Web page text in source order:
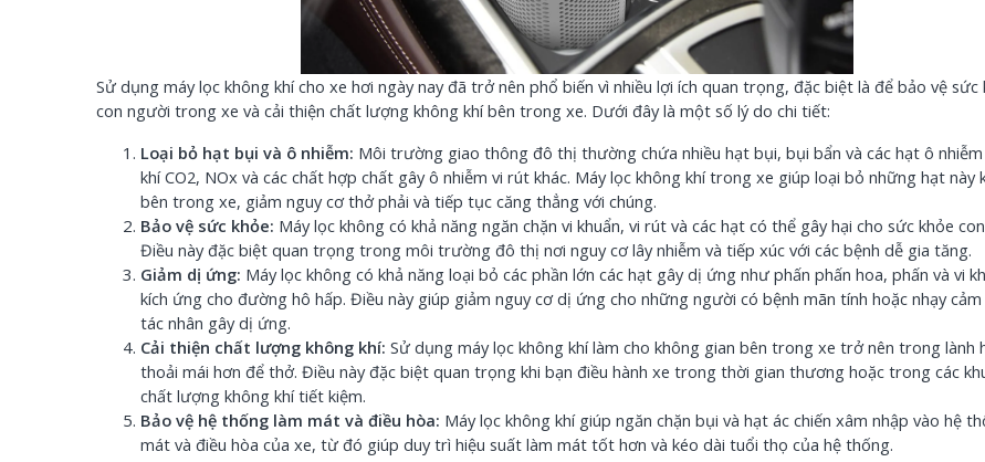
Sử dụng máy lọc không khí cho xe hơi ngày nay đã trở nên phổ biến vì nhiều lợi ích quan trọng, đặc biệt là để bảo vệ sức
con người trong xe và cải thiện chất lượng không khí bên trong xe. Dưới đây là một số lý do chi tiết:
Loại bỏ hạt bụi và ô nhiễm: Môi trường giao thông đô thị thường chứa nhiều hạt bụi, bụi bẩn và các hạt ô
khí CO2, NOx và các chất hợp chất gây ô nhiễm vi rút khác. Máy lọc không khí trong xe giúp loại bỏ những hạt này
bên trong xe, giảm nguy cơ thở phải và tiếp tục căng thẳng với chúng.
Bảo vệ sức khỏe: Máy lọc không có khả năng ngăn chặn vi khuẩn, vi rút và các hạt có thể gây hại cho sức khỏe
Điều này đặc biệt quan trọng trong môi trường đô thị nơi nguy cơ lây nhiễm và tiếp xúc với các bệnh dễ gia tăng.
Giảm dị ứng: Máy lọc không có khả năng loại bỏ các phần lớn các hạt gây dị ứng như phấn phấn hoa, phấn và vi
kích ứng cho đường hô hấp. Điều này giúp giảm nguy cơ dị ứng cho những người có bệnh mãn tính hoặc nhạy cảm
tác nhân gây dị ứng.
Cải thiện chất lượng không khí: Sử dụng máy lọc không khí làm cho không gian bên trong xe trở nên trong lành
thoải mái hơn để thở. Điều này đặc biệt quan trọng khi bạn điều hành xe trong thời gian thương hoặc trong các
chất lượng không khí tiết kiệm.
Bảo vệ hệ thống làm mát và điều hòa: Máy lọc không khí giúp ngăn chặn bụi và hạt ác chiến xâm nhập vào hệ
mát và điều hòa của xe, từ đó giúp duy trì hiệu suất làm mát tốt hơn và kéo dài tuổi thọ của hệ thống.